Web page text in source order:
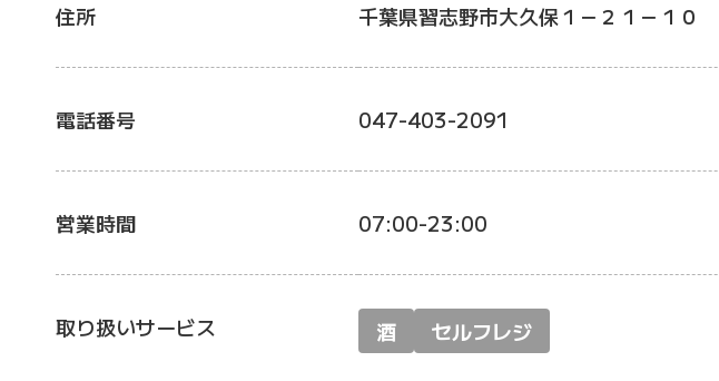
住所 千葉県習志野市大久保１－２１－１０
電話番号 047-403-2091
営業時間 07:00-23:00
取り扱いサービス 酒 セルフレジ